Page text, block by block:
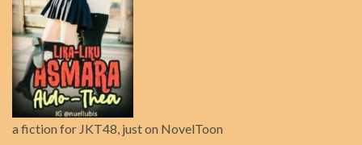
a fiction for JKT48, just on NovelToon